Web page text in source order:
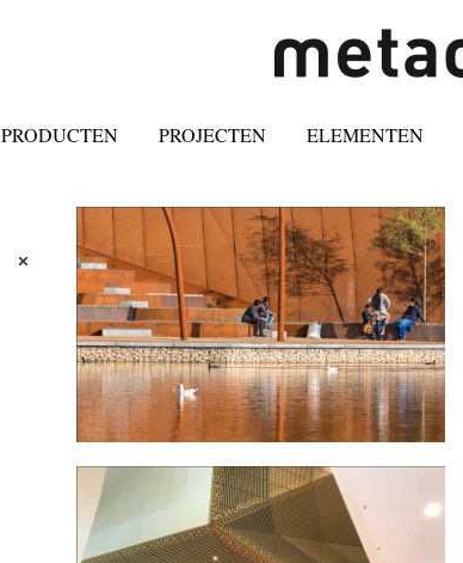
PRODUCTEN PROJECTEN ELEMENTEN
MEERRIJK WATERPLEIN IN EINDHOVEN